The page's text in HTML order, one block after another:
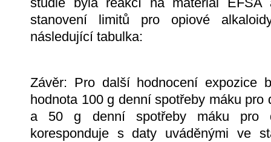
stanovení limitů pro opiové
následující tabulka:
Závěr: Pro další hodnocení expozice
hodnota 100 g denní spotřeby máku
a 50 g denní spotřeby máku pro
koresponduje s daty uváděnými ve